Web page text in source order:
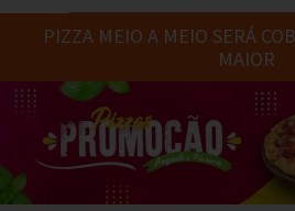
PIZZA MEIO A MEIO SERÁ
MAIOR